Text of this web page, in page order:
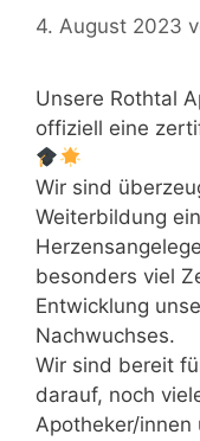
4. August 2023
Unsere Rothtal
offiziell eine
Wir sind
Weiterbildung
besonders viel
Entwicklung
Nachwuchses.
Wir sind bereit
darauf, noch
Apotheker/innen